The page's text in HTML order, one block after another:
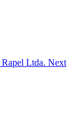
Ltda. Next